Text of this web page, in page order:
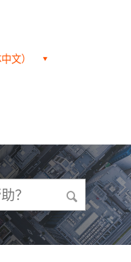
文）